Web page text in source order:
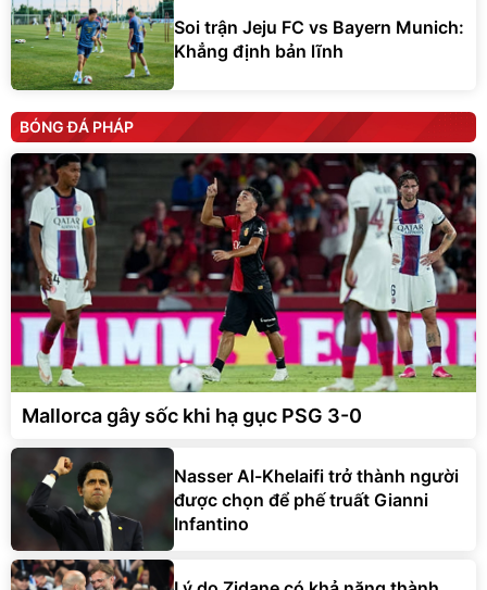
Soi trận Jeju FC vs Bayern Munich:
Khẳng định bản lĩnh
BÓNG ĐÁ PHÁP
Mallorca gây sốc khi hạ gục PSG 3-0
Nasser Al-Khelaifi trở thành người
được chọn để phế truất Gianni
Infantino